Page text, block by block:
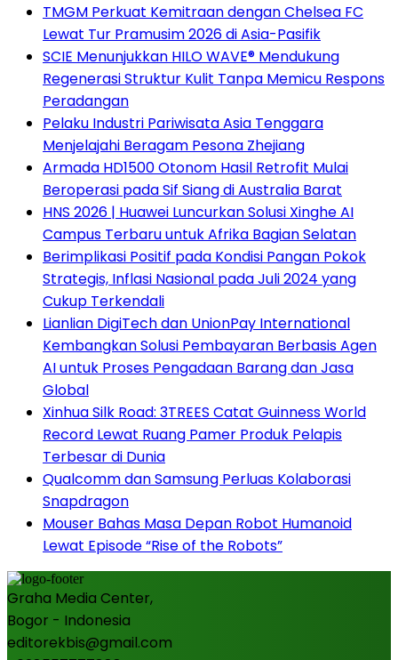
TMGM Perkuat Kemitraan dengan Chelsea FC
Lewat Tur Pramusim 2026 di Asia-Pasifik
SCIE Menunjukkan HILO WAVE® Mendukung
Regenerasi Struktur Kulit Tanpa Memicu Respons
Peradangan
Pelaku Industri Pariwisata Asia Tenggara
Menjelajahi Beragam Pesona Zhejiang
Armada HD1500 Otonom Hasil Retrofit Mulai
Beroperasi pada Sif Siang di Australia Barat
HNS 2026 | Huawei Luncurkan Solusi Xinghe AI
Campus Terbaru untuk Afrika Bagian Selatan
Berimplikasi Positif pada Kondisi Pangan Pokok
Strategis, Inflasi Nasional pada Juli 2024 yang
Cukup Terkendali
Lianlian DigiTech dan UnionPay International
Kembangkan Solusi Pembayaran Berbasis Agen
AI untuk Proses Pengadaan Barang dan Jasa
Global
Xinhua Silk Road: 3TREES Catat Guinness World
Record Lewat Ruang Pamer Produk Pelapis
Terbesar di Dunia
Qualcomm dan Samsung Perluas Kolaborasi
Snapdragon
Mouser Bahas Masa Depan Robot Humanoid
Lewat Episode “Rise of the Robots”
Graha Media Center,
Bogor - Indonesia
editorekbis@gmail.com